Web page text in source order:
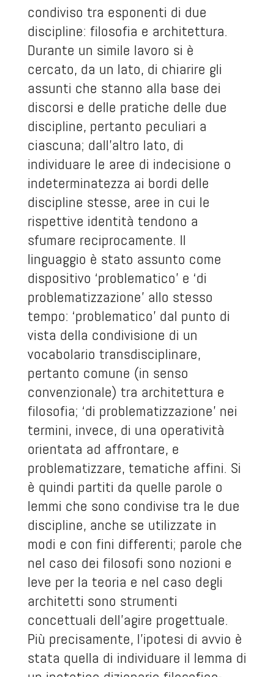
condiviso tra esponenti di due
discipline: filosofia e architettura.
Durante un simile lavoro si è
cercato, da un lato, di chiarire gli
assunti che stanno alla base dei
discorsi e delle pratiche delle due
discipline, pertanto peculiari a
ciascuna; dall’altro lato, di
individuare le aree di indecisione o
indeterminatezza ai bordi delle
discipline stesse, aree in cui le
rispettive identità tendono a
sfumare reciprocamente. Il
linguaggio è stato assunto come
dispositivo ‘problematico’ e ‘di
problematizzazione’ allo stesso
tempo: ‘problematico’ dal punto di
vista della condivisione di un
vocabolario transdisciplinare,
pertanto comune (in senso
convenzionale) tra architettura e
filosofia; ‘di problematizzazione’ nei
termini, invece, di una operatività
orientata ad affrontare, e
problematizzare, tematiche affini. Si
è quindi partiti da quelle parole o
lemmi che sono condivise tra le due
discipline, anche se utilizzate in
modi e con fini differenti; parole che
nel caso dei filosofi sono nozioni e
leve per la teoria e nel caso degli
architetti sono strumenti
concettuali dell’agire progettuale.
Più precisamente, l’ipotesi di avvio è
stata quella di individuare il lemma di